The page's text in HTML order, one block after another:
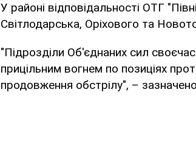
У районі відповідальності ОТГ
Світлодарська, Оріхового та
"Підрозділи Об'єднаних сил
прицільним вогнем по позиціях
продовження обстрілу", –